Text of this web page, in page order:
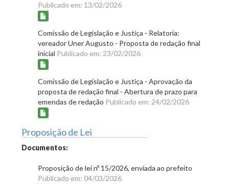
Publicado em: 13/02/2026
Comissão de Legislação e Justiça - Relatoria:
vereador Uner Augusto - Proposta de redação final
inicial Publicado em: 23/02/2026
Comissão de Legislação e Justiça - Aprovação da
proposta de redação final - Abertura de prazo para
emendas de redação Publicado em: 24/02/2026
Proposição de Lei
Documentos:
Proposição de lei nº 15/2026, enviada ao prefeito
Publicado em: 04/03/2026